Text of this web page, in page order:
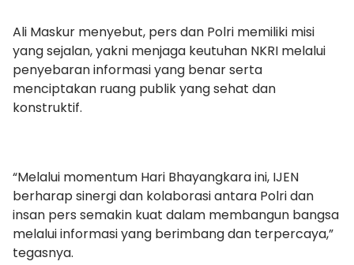
Ali Maskur menyebut, pers dan Polri memiliki misi
yang sejalan, yakni menjaga keutuhan NKRI melalui
penyebaran informasi yang benar serta
menciptakan ruang publik yang sehat dan
konstruktif.
“Melalui momentum Hari Bhayangkara ini, IJEN
berharap sinergi dan kolaborasi antara Polri dan
insan pers semakin kuat dalam membangun bangsa
melalui informasi yang berimbang dan terpercaya,”
tegasnya.